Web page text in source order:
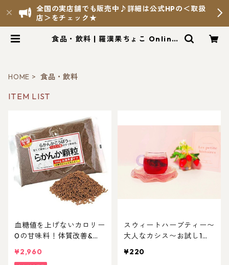
全国の実店舗でも販売中♪詳細は公式HPの＜取扱
店＞をチェック★
食品・飲料 | 羅漢果ちょこ Online
HOME 食品・飲料
ITEM LIST
血糖値を上げないカロリー
0の甘味料！体質改善&免
¥2,960
スウィートハーブティー〜
大人なカシス〜お試し1パ
¥220